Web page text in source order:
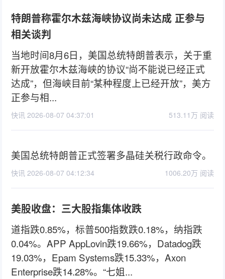
特朗普称霍尔木兹海峡协议尚未达成 正参与
相关谈判
当地时间8月6日，美国总统特朗普表示，关于重
新开放霍尔木兹海峡的协议“尚不能说已经正式
达成”，但海峡目前“某种程度上已经开放”，美方
正参与相...
快讯 2026-08-07 04:37:01 513.11万 阅读
美国总统特朗普正式签署多晶硅关税行政命令。
快讯 2026-08-07 04:12:34 1006.20万 阅读
美股收盘：三大股指集体收跌
道指跌0.85%，标普500指数跌0.18%，纳指跌
0.04%。APP AppLovin跌19.66%，Datadog跌
19.03%，Epam Systems跌15.33%，Axon
Enterprise跌14.28%。“七姐...